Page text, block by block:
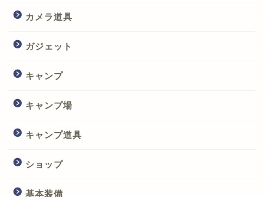
カメラ道具
ガジェット
キャンプ
キャンプ場
キャンプ道具
ショップ
基本装備